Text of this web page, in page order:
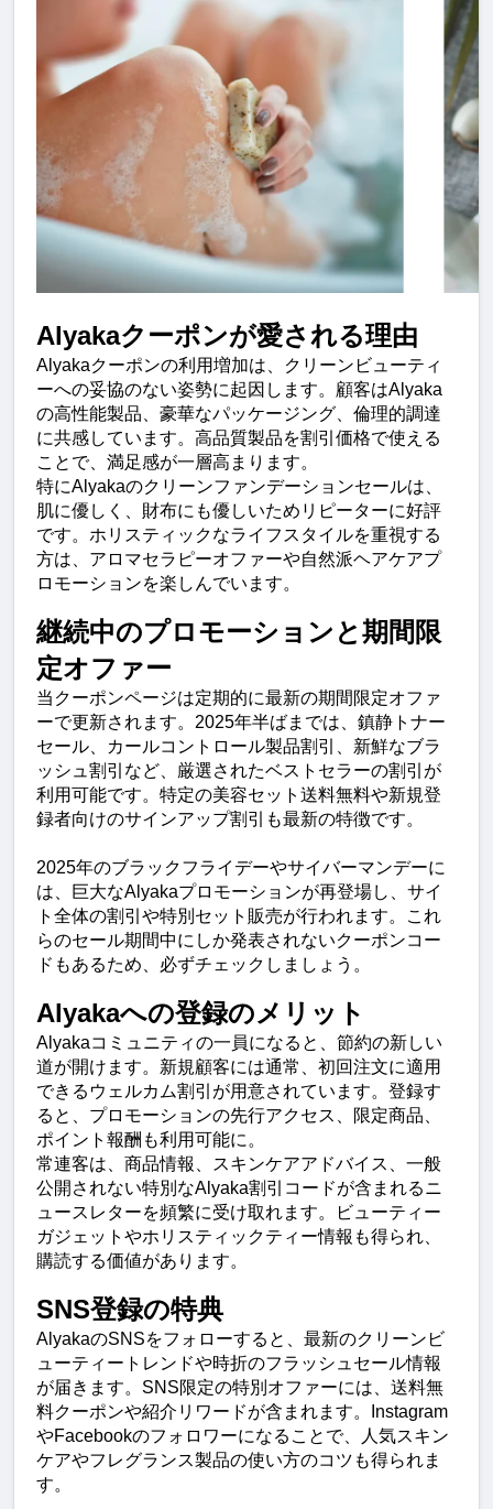
Alyakaクーポンが愛される理由
Alyakaクーポンの利用増加は、クリーンビューティ
ーへの妥協のない姿勢に起因します。顧客はAlyaka
の高性能製品、豪華なパッケージング、倫理的調達
に共感しています。高品質製品を割引価格で使える
ことで、満足感が一層高まります。
特にAlyakaのクリーンファンデーションセールは、
肌に優しく、財布にも優しいためリピーターに好評
です。ホリスティックなライフスタイルを重視する
方は、アロマセラピーオファーや自然派ヘアケアプ
ロモーションを楽しんでいます。
継続中のプロモーションと期間限
定オファー
当クーポンページは定期的に最新の期間限定オファ
ーで更新されます。2025年半ばまでは、鎮静トナー
セール、カールコントロール製品割引、新鮮なブラ
ッシュ割引など、厳選されたベストセラーの割引が
利用可能です。特定の美容セット送料無料や新規登
録者向けのサインアップ割引も最新の特徴です。
2025年のブラックフライデーやサイバーマンデーに
は、巨大なAlyakaプロモーションが再登場し、サイ
ト全体の割引や特別セット販売が行われます。これ
らのセール期間中にしか発表されないクーポンコー
ドもあるため、必ずチェックしましょう。
Alyakaへの登録のメリット
Alyakaコミュニティの一員になると、節約の新しい
道が開けます。新規顧客には通常、初回注文に適用
できるウェルカム割引が用意されています。登録す
ると、プロモーションの先行アクセス、限定商品、
ポイント報酬も利用可能に。
常連客は、商品情報、スキンケアアドバイス、一般
公開されない特別なAlyaka割引コードが含まれるニ
ュースレターを頻繁に受け取れます。ビューティー
ガジェットやホリスティックティー情報も得られ、
購読する価値があります。
SNS登録の特典
AlyakaのSNSをフォローすると、最新のクリーンビ
ューティートレンドや時折のフラッシュセール情報
が届きます。SNS限定の特別オファーには、送料無
料クーポンや紹介リワードが含まれます。Instagram
やFacebookのフォロワーになることで、人気スキン
ケアやフレグランス製品の使い方のコツも得られま
す。